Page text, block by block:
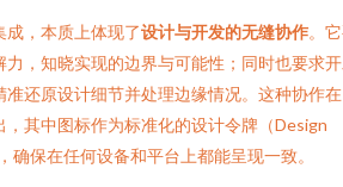
，本质上体现了设计与开发的无缝协作。
，知晓实现的边界与可能性；同时也要求
还原设计细节并处理边缘情况。这种协作
其中图标作为标准化的设计令牌（Design
保在任何设备和平台上都能呈现一致。